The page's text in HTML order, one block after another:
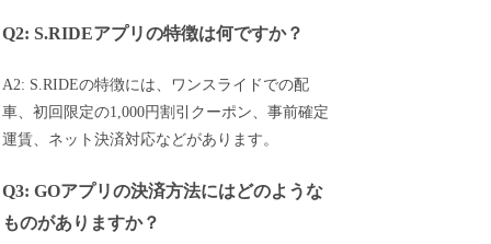
Q2: S.RIDEアプリの特徴は何ですか？
A2: S.RIDEの特徴には、ワンスライドでの配
車、初回限定の1,000円割引クーポン、事前確定
運賃、ネット決済対応などがあります。
Q3: GOアプリの決済方法にはどのような
ものがありますか？